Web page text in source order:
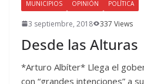
MUNICIPIOS OPINIÓN POLÍTICA
3 septiembre, 2018 337 Views
Desde las Alturas
*Arturo Albíter* Llega el
con “grandes intenciones” a